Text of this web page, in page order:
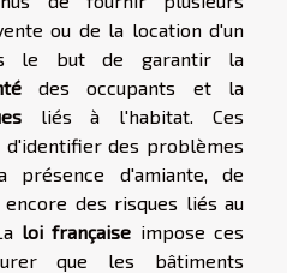
ou de la location d'un
le but de garantir la
des occupants et la
liés à l'habitat. Ces
des problèmes
d'amiante, de
des risques liés au
loi française impose ces
que les bâtiments